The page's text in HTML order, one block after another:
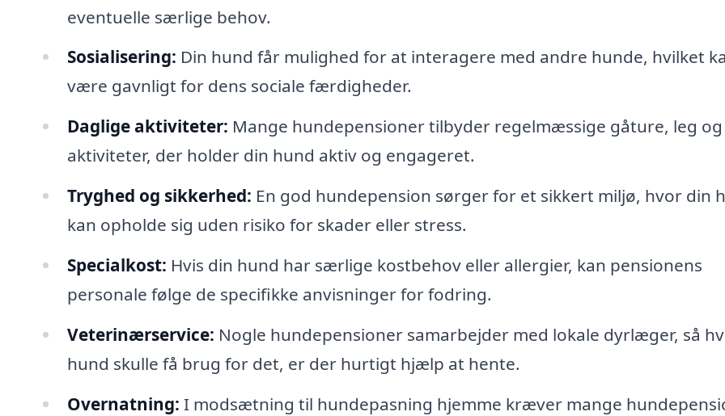
eventuelle særlige behov.
Sosialisering: Din hund får mulighed for at interagere med andre hunde, hvilket
være gavnligt for dens sociale færdigheder.
Daglige aktiviteter: Mange hundepensioner tilbyder regelmæssige gåture, leg og
aktiviteter, der holder din hund aktiv og engageret.
Tryghed og sikkerhed: En god hundepension sørger for et sikkert miljø, hvor din
kan opholde sig uden risiko for skader eller stress.
Specialkost: Hvis din hund har særlige kostbehov eller allergier, kan pensionens
personale følge de specifikke anvisninger for fodring.
Veterinærservice: Nogle hundepensioner samarbejder med lokale dyrlæger, så
hund skulle få brug for det, er der hurtigt hjælp at hente.
Overnatning: I modsætning til hundepasning hjemme kræver mange